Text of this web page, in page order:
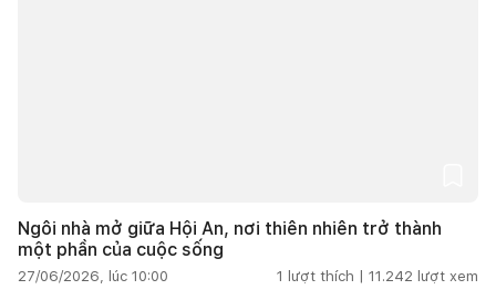
Ngôi nhà mở giữa Hội An, nơi thiên nhiên trở thành
một phần của cuộc sống
27/06/2026, lúc 10:00 1 lượt thích | 11.242 lượt xem